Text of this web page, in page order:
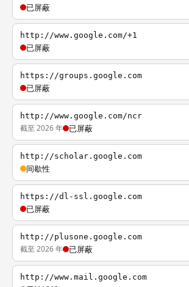
已屏蔽
http://www.google.com/+1
已屏蔽
https://groups.google.com
已屏蔽
http://www.google.com/ncr
截至 2026 年 已屏蔽
http://scholar.google.com
间歇性
https://dl-ssl.google.com
已屏蔽
http://plusone.google.com
截至 2026 年 已屏蔽
http://www.mail.google.com